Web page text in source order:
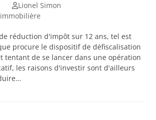
Lionel Simon
réduction d'impôt sur 12 ans, tel est
procure le dispositif de défiscalisation
tentant de se lancer dans une opération
les raisons d'investir sont d'ailleurs